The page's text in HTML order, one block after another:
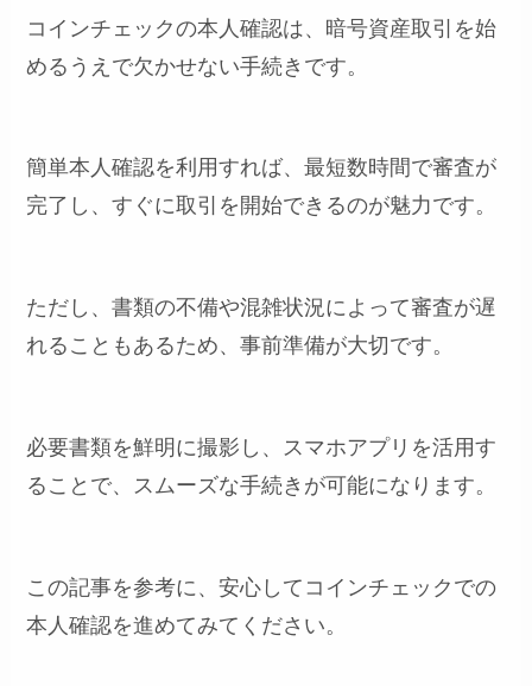
コインチェックの本人確認は、暗号資産取引を始
めるうえで欠かせない手続きです。
簡単本人確認を利用すれば、最短数時間で審査が
完了し、すぐに取引を開始できるのが魅力です。
ただし、書類の不備や混雑状況によって審査が遅
れることもあるため、事前準備が大切です。
必要書類を鮮明に撮影し、スマホアプリを活用す
ることで、スムーズな手続きが可能になります。
この記事を参考に、安心してコインチェックでの
本人確認を進めてみてください。